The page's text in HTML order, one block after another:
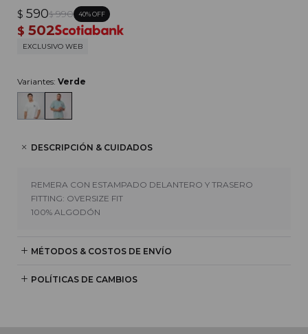
$ 590$ 990 40
$ 502
EXCLUSIVO WEB
Variantes: Verde
DESCRIPCIÓN & CUIDADOS
REMERA CON ESTAMPADO DELANTERO Y TRASERO
FITTING: OVERSIZE FIT
100% ALGODÓN
MÉTODOS & COSTOS DE ENVÍO
POLÍTICAS DE CAMBIOS